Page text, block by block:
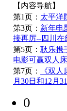
【内容导航】
第1页： 太平洋
第3页： 新年电
接再厉--四川在
第5页： 耿乐携
电影可赢双人
第7页：
《双
月30日和12月
0